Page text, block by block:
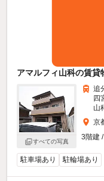
アマルフィ山科の賃貸
すべての写真
追
四
山
京
3階建
駐車場あり 駐輪場あり